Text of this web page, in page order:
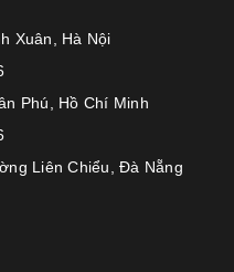
Xuân, Hà Nội
Phú, Hồ Chí Minh
Liên Chiểu, Đà Nẵng